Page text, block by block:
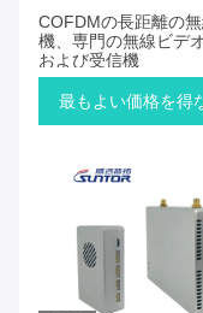
COFDMの長距離の
機、専門の無線ビデ
および受信機
最もよい価格を得